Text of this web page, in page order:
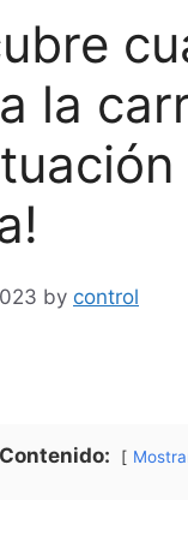
la
by control
Contenido: